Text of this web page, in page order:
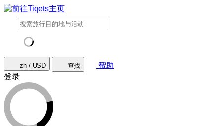
zh / USD 查找
帮助
登录